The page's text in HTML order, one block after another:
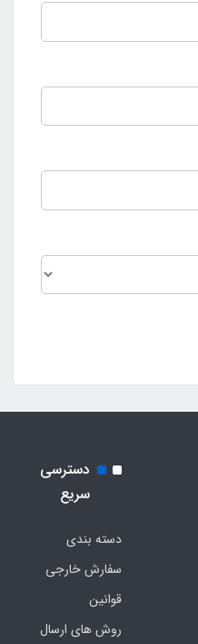
دسترسی
سریع
دسته بندی
سفارش خارجی
قوانین
روش های ارسال